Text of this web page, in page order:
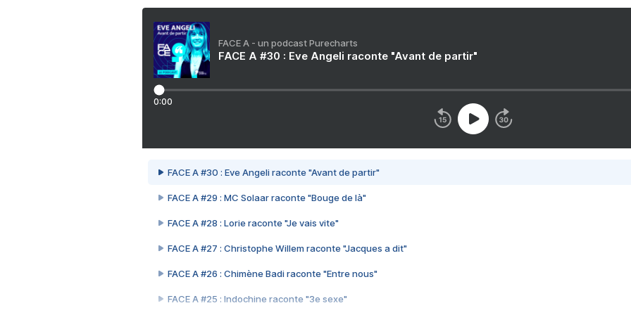
FACE A - un podcast Purecharts
FACE A #30 : Eve Angeli raconte "Avant de partir"
0:00
FACE A #30 : Eve Angeli raconte "Avant de partir"
FACE A #29 : MC Solaar raconte "Bouge de là"
FACE A #28 : Lorie raconte "Je vais vite"
FACE A #27 : Christophe Willem raconte "Jacques a dit"
FACE A #26 : Chimène Badi raconte "Entre nous"
FACE A #25 : Indochine raconte "3e sexe"